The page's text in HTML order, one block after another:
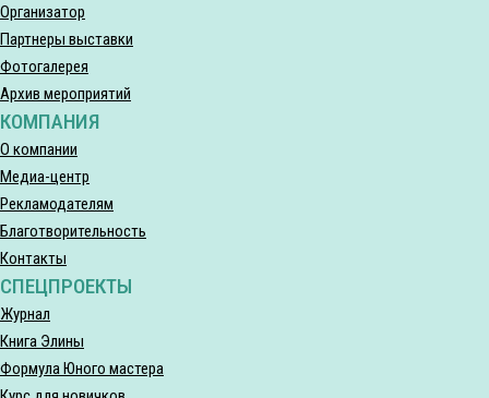
Организатор
Партнеры выставки
Фотогалерея
Архив мероприятий
КОМПАНИЯ
О компании
Медиа-центр
Рекламодателям
Благотворительность
Контакты
СПЕЦПРОЕКТЫ
Журнал
Книга Элины
Формула Юного мастера